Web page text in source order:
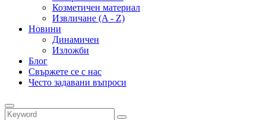
Козметичен материал
Извличане (A - Z)
Новини
Динамичен
Изложби
Блог
Свържете се с нас
Често задавани въпроси